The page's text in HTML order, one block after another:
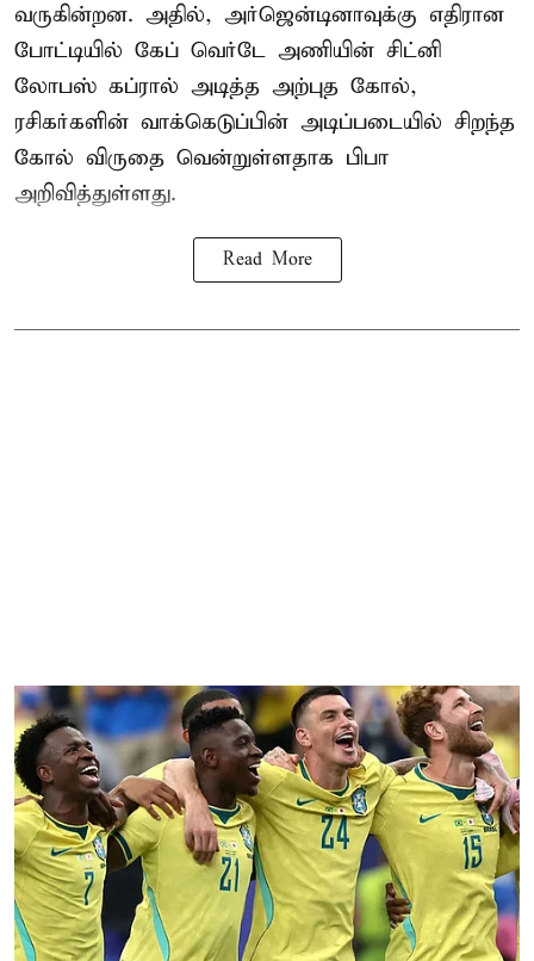
வருகின்றன. அதில், அர்ஜென்டினாவுக்கு எதிரான
போட்டியில் கேப் வெர்டே அணியின் சிட்னி
லோபஸ் கப்ரால் அடித்த அற்புத கோல்,
ரசிகர்களின் வாக்கெடுப்பின் அடிப்படையில் சிறந்த
கோல் விருதை வென்றுள்ளதாக பிபா
அறிவித்துள்ளது.
Read More